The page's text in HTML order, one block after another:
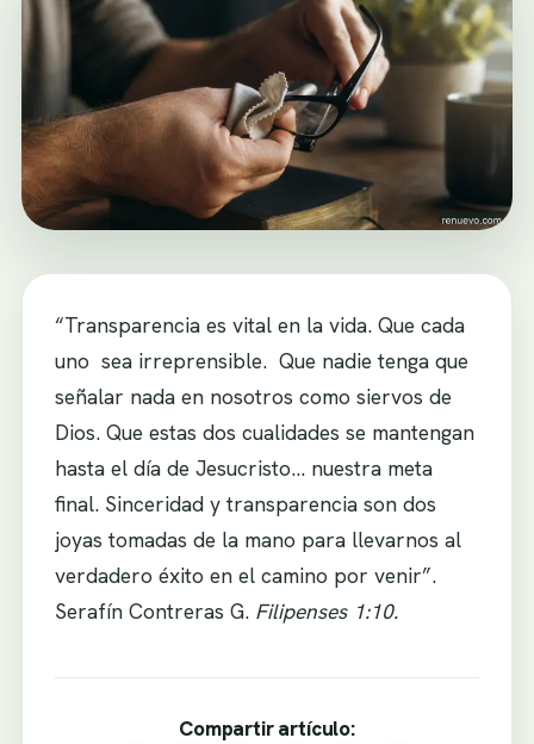
“Transparencia es vital en la vida. Que cada
uno sea irreprensible. Que nadie tenga que
señalar nada en nosotros como siervos de
Dios. Que estas dos cualidades se mantengan
hasta el día de Jesucristo… nuestra meta
final. Sinceridad y transparencia son dos
joyas tomadas de la mano para llevarnos al
verdadero éxito en el camino por venir”.
Serafín Contreras G.Filipenses 1:10.
Compartir artículo: